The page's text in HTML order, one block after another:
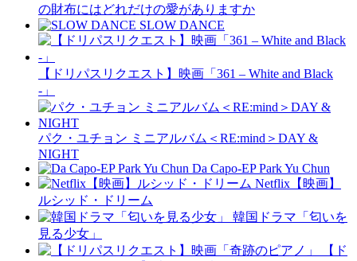
の財布にはどれだけの愛がありますか
SLOW DANCE
【ドリパスリクエスト】映画「361 – White and Black
-」
パク・ユチョン ミニアルバム＜RE:mind＞DAY &
NIGHT
Da Capo-EP Park Yu Chun
Netflix【映画】
ルシッド・ドリーム
韓国ドラマ「匂いを
見る少女」
【ド